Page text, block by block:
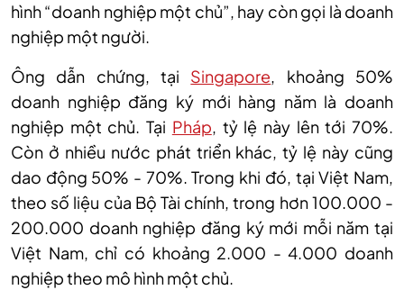
hình “doanh nghiệp một chủ”, hay còn gọi là doanh
nghiệp một người.
Ông dẫn chứng, tại Singapore, khoảng 50%
doanh nghiệp đăng ký mới hàng năm là doanh
nghiệp một chủ. Tại Pháp, tỷ lệ này lên tới 70%.
Còn ở nhiều nước phát triển khác, tỷ lệ này cũng
dao động 50% - 70%. Trong khi đó, tại Việt Nam,
theo số liệu của Bộ Tài chính, trong hơn 100.000 -
200.000 doanh nghiệp đăng ký mới mỗi năm tại
Việt Nam, chỉ có khoảng 2.000 - 4.000 doanh
nghiệp theo mô hình một chủ.